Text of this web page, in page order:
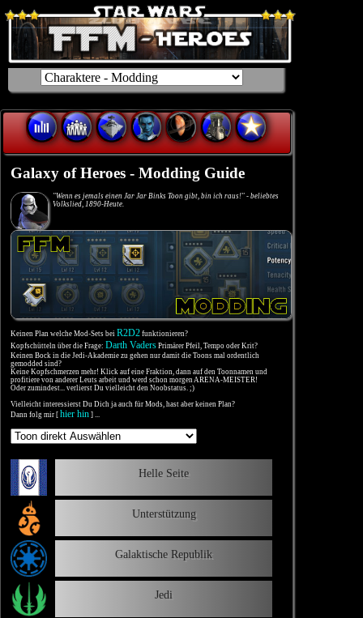
Galaxy of Heroes - Modding Guide
"Wenn es jemals einen Jar Jar Binks Toon gibt, bin ich raus!" - beliebtes
Volkslied, 1890-Heute.
Keinen Plan welche Mod-Sets bei R2D2 funktionieren?
Kopfschütteln über die Frage: Darth Vaders Primärer Pfeil, Tempo oder Krit?
Keinen Bock in die Jedi-Akademie zu gehen nur damit die Toons mal ordentlich
gemodded sind?
Keine Kopfschmerzen mehr! Klick auf eine Fraktion, dann auf den Toonnamen und
profitiere von anderer Leuts arbeit und werd schon morgen ARENA-MEISTER!
Oder zumindest... verlierst Du vielleicht den Noobstatus. ;)
Vielleicht interessierst Du Dich ja auch für Mods, hast aber keinen Plan?
Dann folg mir [ hier hin ] ...
Helle Seite
Unterstützung
Galaktische Republik
Jedi